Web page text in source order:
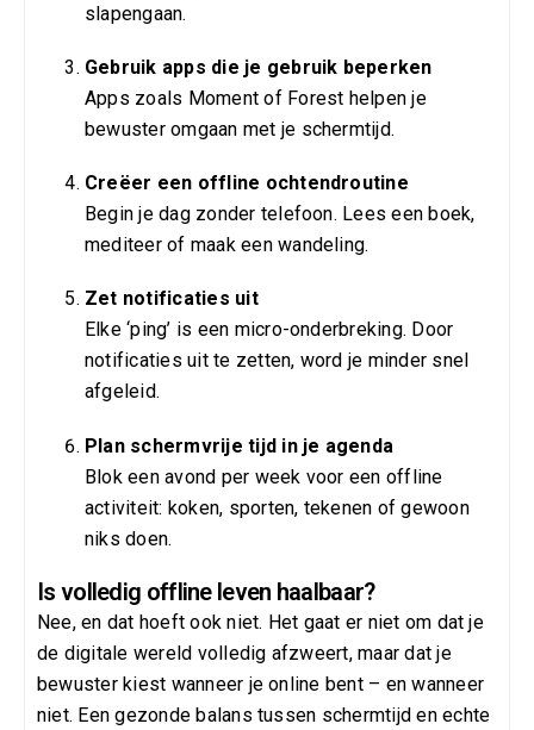
slapengaan.
Gebruik apps die je gebruik beperken
Apps zoals Moment of Forest helpen je
bewuster omgaan met je schermtijd.
Creëer een offline ochtendroutine
Begin je dag zonder telefoon. Lees een boek,
mediteer of maak een wandeling.
Zet notificaties uit
Elke ‘ping’ is een micro-onderbreking. Door
notificaties uit te zetten, word je minder snel
afgeleid.
Plan schermvrije tijd in je agenda
Blok een avond per week voor een offline
activiteit: koken, sporten, tekenen of gewoon
niks doen.
Is volledig offline leven haalbaar?
Nee, en dat hoeft ook niet. Het gaat er niet om dat je
de digitale wereld volledig afzweert, maar dat je
bewuster kiest wanneer je online bent – en wanneer
niet. Een gezonde balans tussen schermtijd en echte